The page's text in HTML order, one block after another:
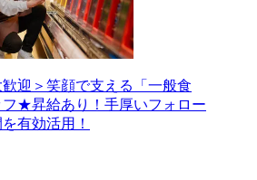
歓迎＞笑顔で支える「一般食
フ★昇給あり！手厚いフォロー
有効活用！